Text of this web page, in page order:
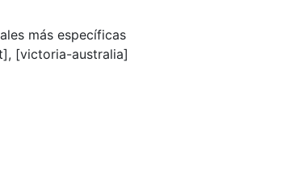
más específicas
[victoria-australia]